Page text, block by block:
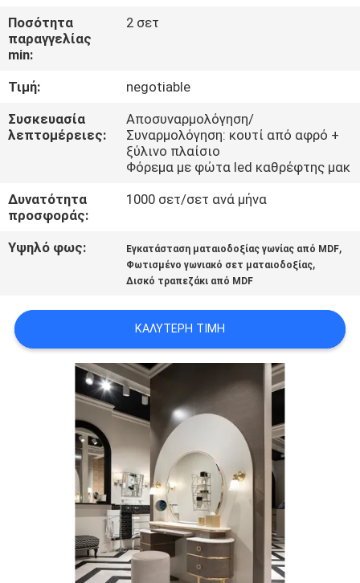
ΣΧΕΤΙΚΆ
ΜΕ
ΕΜΆΣ
ΓΎΡΟΣ
ΕΡΓΟΣΤΑΣΊΩΝ
ΕΠΑΦΉ
ΝΈΑ
ΌΛΕΣ
ΟΙ
ΠΕΡΙΠΤΏΣΕΙΣ
ΖΗΤΉΣΤΕ
ΑΠΌΣΠΑΣΜΑ
SITEMAP
ΠΟΛΙΤΙΚΉ
Ποσότητα
παραγγελίας
min:
2 σετ
Τιμή:
negotiable
Συσκευασία
λεπτομέρειες:
Αποσυναρμολόγηση/
Συναρμολόγηση: κουτί από αφρό +
ξύλινο πλαίσιο
Φόρεμα με φώτα led καθρέφτης μακ
Δυνατότητα
προσφοράς:
1000 σετ/σετ ανά μήνα
Υψηλό φως: Εγκατάσταση ματαιοδοξίας γωνίας από MDF,
Φωτισμένο γωνιακό σετ ματαιοδοξίας,
Δισκό τραπεζάκι από MDF
ΚΑΛΎΤΕΡΗ ΤΙΜΉ